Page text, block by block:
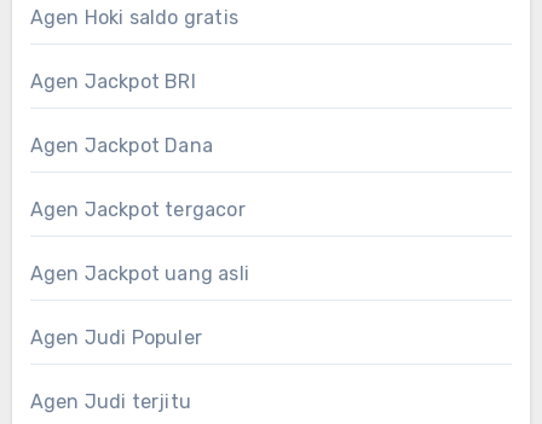
Agen Hoki saldo gratis
Agen Jackpot BRI
Agen Jackpot Dana
Agen Jackpot tergacor
Agen Jackpot uang asli
Agen Judi Populer
Agen Judi terjitu